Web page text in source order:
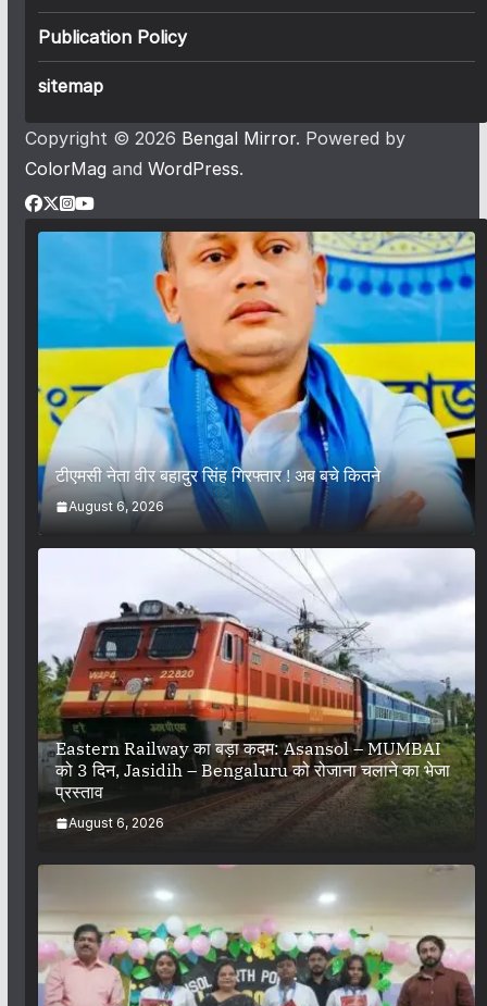
Publication Policy
sitemap
Copyright © 2026 Bengal Mirror. Powered by
ColorMag and WordPress.
टीएमसी नेता वीर बहादुर सिंह गिरफ्तार ! अब बचे कितने
August 6, 2026
Eastern Railway का बड़ा कदम: Asansol – MUMBAI
को 3 दिन, Jasidih – Bengaluru को रोजाना चलाने का भेजा
प्रस्ताव
August 6, 2026